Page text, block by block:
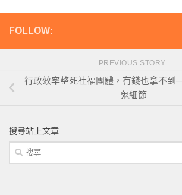
FOLLOW:
PREVIOUS STORY
行政效率整死社福團體，有錢也拿不到
鬼細節
搜尋站上文章
搜
尋